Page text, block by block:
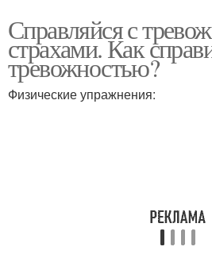
Справляйся с
страхами. Как
тревожностью?
Физические упражнения: